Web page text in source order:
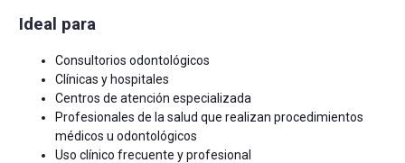
Ideal para
Consultorios odontológicos
Clínicas y hospitales
Centros de atención especializada
Profesionales de la salud que realizan procedimientos
médicos u odontológicos
Uso clínico frecuente y profesional